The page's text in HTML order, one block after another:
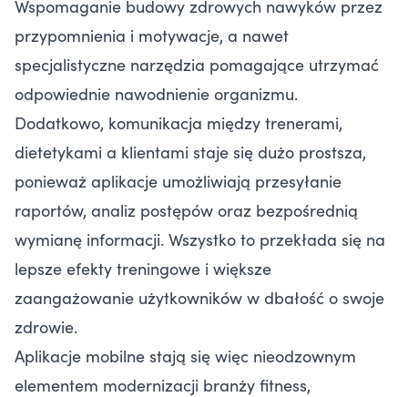
Wspomaganie budowy zdrowych nawyków przez
przypomnienia i motywacje, a nawet
specjalistyczne narzędzia pomagające utrzymać
odpowiednie nawodnienie organizmu.
Dodatkowo, komunikacja między trenerami,
dietetykami a klientami staje się dużo prostsza,
ponieważ aplikacje umożliwiają przesyłanie
raportów, analiz postępów oraz bezpośrednią
wymianę informacji. Wszystko to przekłada się na
lepsze efekty treningowe i większe
zaangażowanie użytkowników w dbałość o swoje
zdrowie.
Aplikacje mobilne stają się więc nieodzownym
elementem modernizacji branży fitness,